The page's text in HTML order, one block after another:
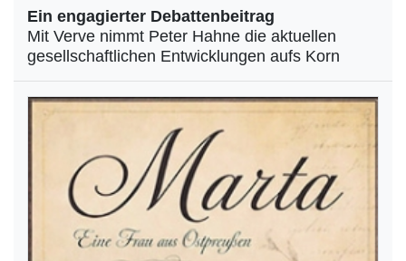
Ein engagierter Debattenbeitrag
Mit Verve nimmt Peter Hahne die aktuellen
gesellschaftlichen Entwicklungen aufs Korn